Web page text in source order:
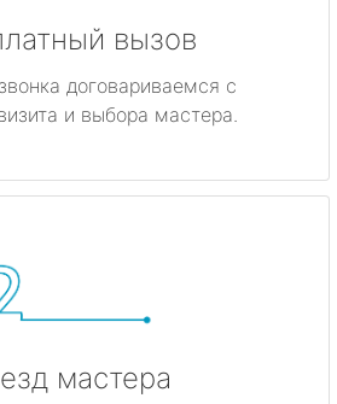
вызов
договариваемся с
и выбора мастера.
мастера